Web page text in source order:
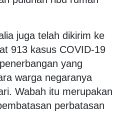
juga telah dikirim ke
913 kasus COVID-19
yang
warga negaranya
Wabah itu merupakan
perbatasan